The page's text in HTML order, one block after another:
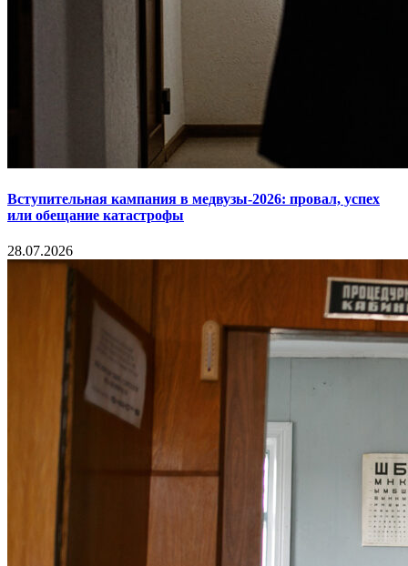
Вступительная кампания в медвузы-2026: провал, успех
или обещание катастрофы
28.07.2026